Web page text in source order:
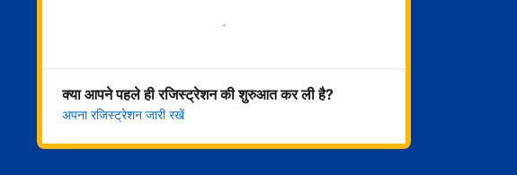
अभी शुरू करें
क्या आपने पहले ही रजिस्ट्रेशन की शुरुआत कर ली है?
अपना रजिस्ट्रेशन जारी रखें